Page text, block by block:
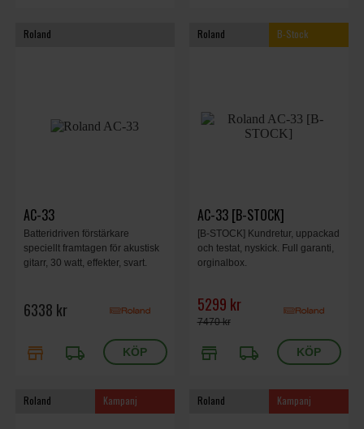
Roland
AC-33
Batteridriven förstärkare
speciellt framtagen för akustisk
gitarr, 30 watt, effekter, svart.
6338 kr
store local_shipping
Roland B-Stock
AC-33 [B-STOCK]
[B-STOCK] Kundretur, uppackad
och testat, nyskick. Full garanti,
orginalbox.
5299 kr
7470 kr
store local_shipping
Roland Kampanj Roland Kampanj